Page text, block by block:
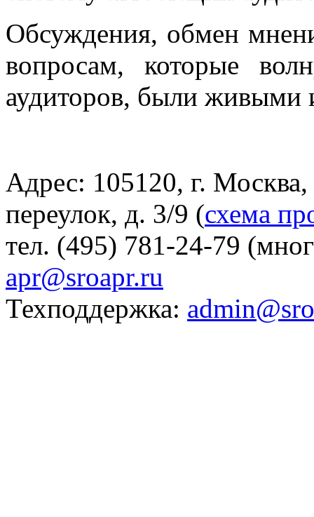
Обсуждения, обмен
вопросам, которые
аудиторов, были живыми
Адрес: 105120, г.
переулок, д. 3/9 (схема
тел. (495) 781-24-79
apr@sroapr.ru
Техподдержка: